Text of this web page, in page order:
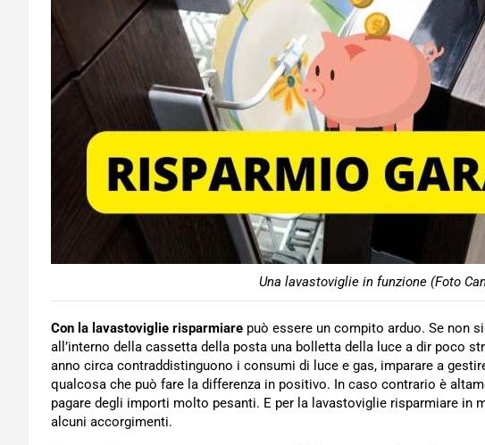
Una lavastoviglie in funzione (Foto
Con la lavastoviglie risparmiare può essere un compito arduo. Se non
all’interno della cassetta della posta una bolletta della luce a dir poco
anno circa contraddistinguono i consumi di luce e gas, imparare a
qualcosa che può fare la differenza in positivo. In caso contrario è
pagare degli importi molto pesanti. E per la lavastoviglie risparmiare in
alcuni accorgimenti.